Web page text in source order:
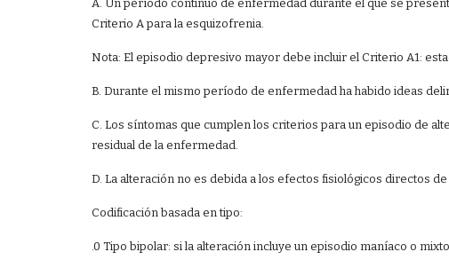
A. Un período continuo de enfermedad durante el que se
Criterio A para la esquizofrenia.
Nota: El episodio depresivo mayor debe incluir el Criterio A1:
B. Durante el mismo período de enfermedad ha habido ideas
C. Los síntomas que cumplen los criterios para un episodio de
residual de la enfermedad.
D. La alteración no es debida a los efectos fisiológicos directos
Codificación basada en tipo:
.0 Tipo bipolar: si la alteración incluye un episodio maníaco o